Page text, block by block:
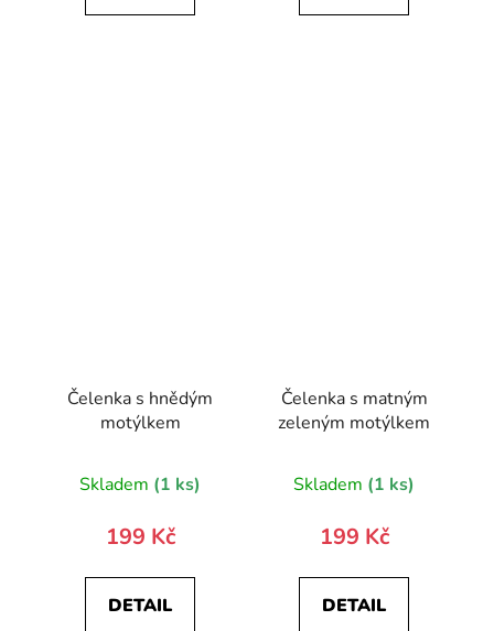
Čelenka s hnědým
motýlkem
Skladem (1 ks)
199 Kč
DETAIL
Čelenka s matným
zeleným motýlkem
Skladem (1 ks)
199 Kč
DETAIL